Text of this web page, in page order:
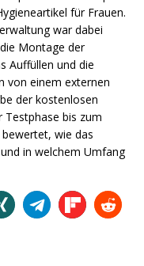
für Frauen.
war dabei
Montage der
Auffüllen und die
von einem externen
der kostenlosen
Testphase bis zum
bewertet, wie das
in welchem Umfang